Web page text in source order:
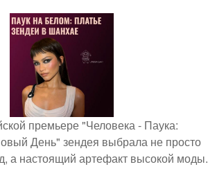
премьере "Человека - Паука:
День" зендея выбрала не просто
а настоящий артефакт высокой моды.